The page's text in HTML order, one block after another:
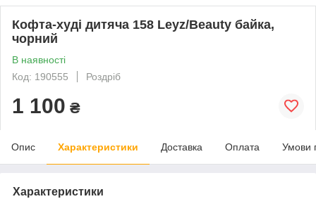
Кофта-худі дитяча 158 Leyz/Beauty байка,
чорний
В наявності
Код: 190555
Роздріб
1 100 ₴
Опис Характеристики Доставка Оплата Умови
Характеристики